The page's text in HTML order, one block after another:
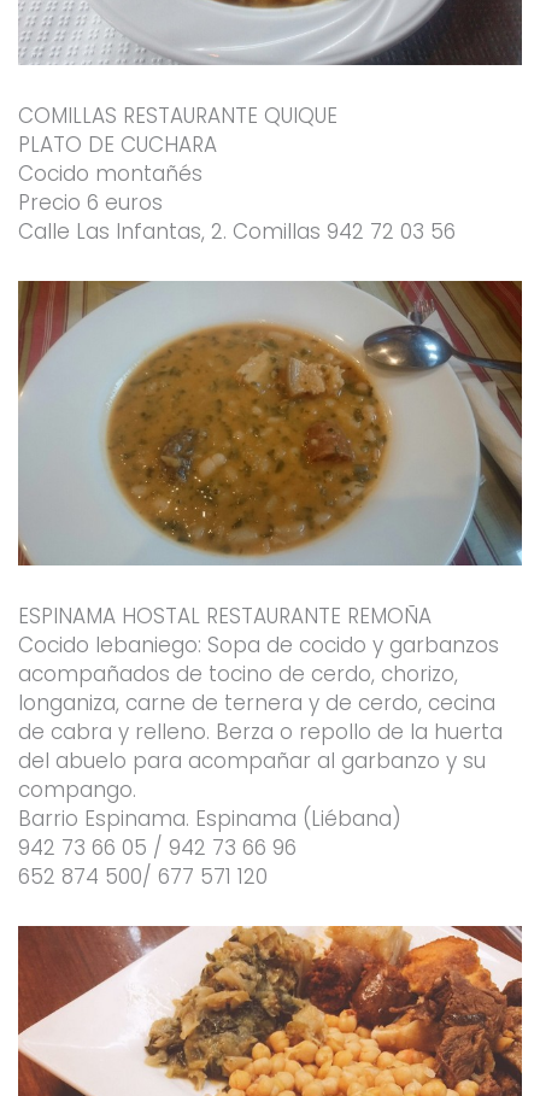
COMILLAS RESTAURANTE QUIQUE
PLATO DE CUCHARA
Cocido montañés
Precio 6 euros
Calle Las Infantas, 2. Comillas 942 72 03 56
ESPINAMA HOSTAL RESTAURANTE REMOÑA
Cocido lebaniego: Sopa de cocido y garbanzos
acompañados de tocino de cerdo, chorizo,
longaniza, carne de ternera y de cerdo, cecina
de cabra y relleno. Berza o repollo de la huerta
del abuelo para acompañar al garbanzo y su
compango.
Barrio Espinama. Espinama (Liébana)
942 73 66 05 / 942 73 66 96
652 874 500/ 677 571 120